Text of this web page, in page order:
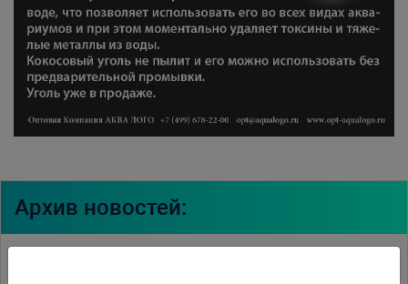
Архив новостей: